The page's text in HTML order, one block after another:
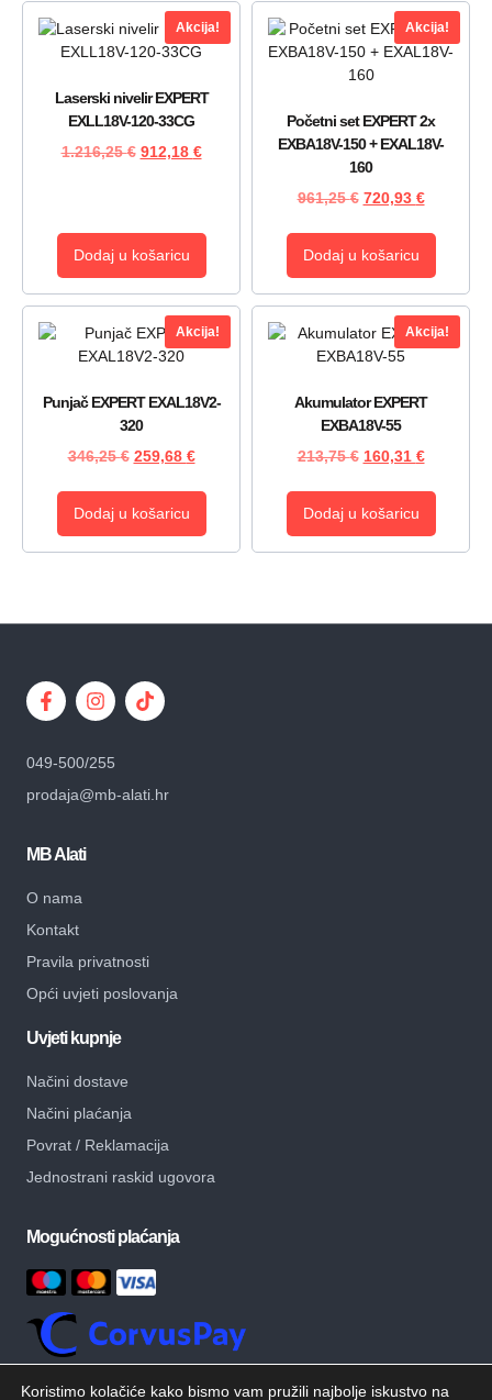
Akcija!
Laserski nivelir EXPERT
EXLL18V-120-33CG
1.216,25€ 912,18 €
Dodaj u košaricu
Akcija!
Početni set EXPERT 2x
EXBA18V-150 + EXAL18V-
160
961,25€ 720,93 €
Dodaj u košaricu
Akcija!
Punjač EXPERT EXAL18V2-
320
346,25€ 259,68 €
Dodaj u košaricu
Akcija!
Akumulator EXPERT
EXBA18V-55
213,75€ 160,31 €
Dodaj u košaricu
049-500/255
prodaja@mb-alati.hr
MB Alati
O nama
Kontakt
Pravila privatnosti
Opći uvjeti poslovanja
Uvjeti kupnje
Načini dostave
Načini plaćanja
Povrat / Reklamacija
Jednostrani raskid ugovora
Mogućnosti plaćanja
Koristimo kolačiće kako bismo vam pružili najbolje iskustvo na